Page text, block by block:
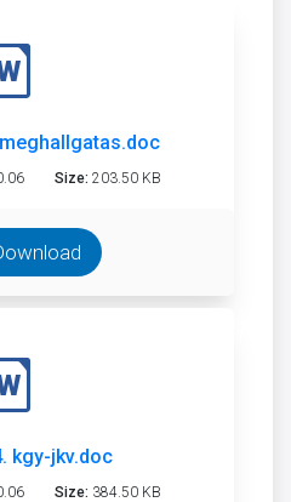
Size: 203.50 KB
kgy-jkv.doc
Size: 384.50 KB